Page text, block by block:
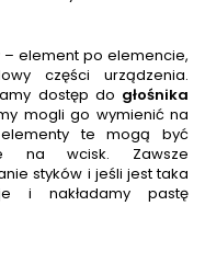
– element po elemencie,
części urządzenia.
dostęp do głośnika
mogli go wymienić na
te mogą być
na wcisk. Zawsze
styków i jeśli jest taka
i nakładamy pastę